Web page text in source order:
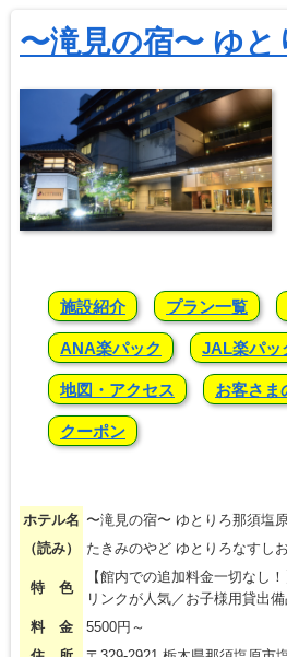
〜滝見の宿〜 ゆと
施設紹介 プラン一覧
ANA楽パック JAL楽パッ
地図・アクセス お客さま
クーポン
ホテル名 〜滝見の宿〜 ゆとりろ那須塩
（読み）
たきみのやど ゆとりろなすし
特 色
【館内での追加料金一切なし
リンクが人気／お子様用貸出
料 金
5500円～